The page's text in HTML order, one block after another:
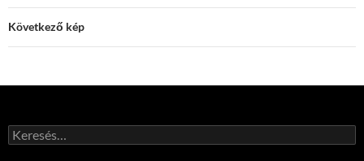
Következő kép
Keresés: